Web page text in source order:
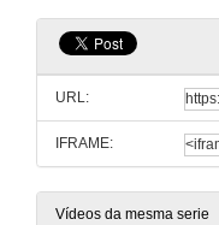
URL:
IFRAME:
Vídeos da mesma serie